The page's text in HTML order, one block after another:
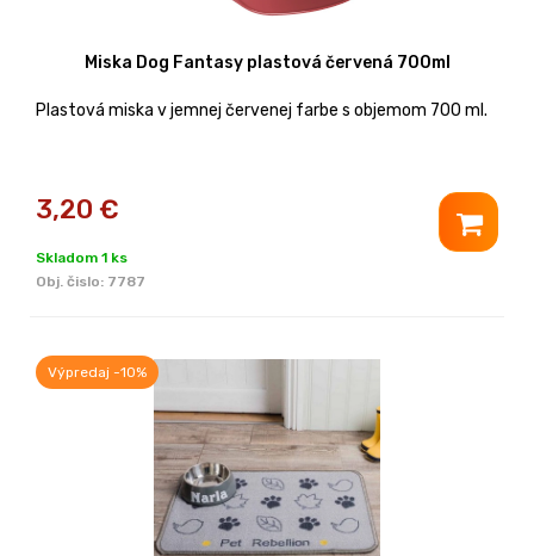
Miska Dog Fantasy plastová červená 700ml
Plastová miska v jemnej červenej farbe s objemom 700 ml.
3,20 €
Skladom 1 ks
Obj. čislo: 7787
Výpredaj -10%